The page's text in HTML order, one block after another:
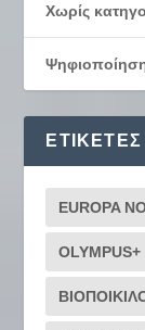
Χωρίς
ΕΤΙΚΈΤΕΣ
EUROPA
OLYMPUS+